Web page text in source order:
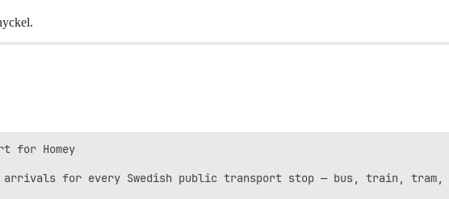
for Homey
arrivals for every Swedish public transport stop — bus, train,